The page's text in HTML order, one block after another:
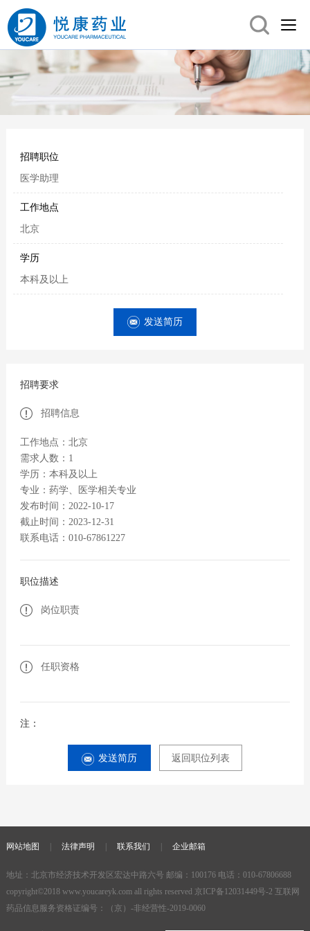
招聘职位
医学助理
工作地点
北京
学历
本科及以上
发送简历
招聘要求
招聘信息
工作地点：北京
需求人数：1
学历：本科及以上
专业：药学、医学相关专业
发布时间：2022-10-17
截止时间：2023-12-31
联系电话：010-67861227
职位描述
岗位职责
任职资格
注：
发送简历 返回职位列表
网站地图 法律声明 联系我们 企业邮箱
地址：北京市经济技术开发区宏达中路六号 邮编：100176 电话：010-67806688
copyright©2018 www.youcareyk.comall rights reserved 京ICP备12031449号-2 互联网
药品信息服务资格证编号：（京）-非经营性-2019-0060